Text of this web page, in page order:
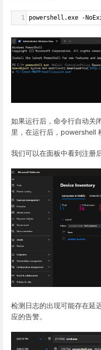
1 powershell .exe -
如果运行后，命令行自动关
里，在运行后，powershell
我们可以在面板中看到注册
检测日志的出现可能存在延
应的告警。